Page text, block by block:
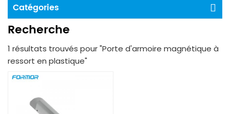
Catégories
Recherche
1 résultats trouvés pour "Porte d'armoire magnétique à
ressort en plastique"